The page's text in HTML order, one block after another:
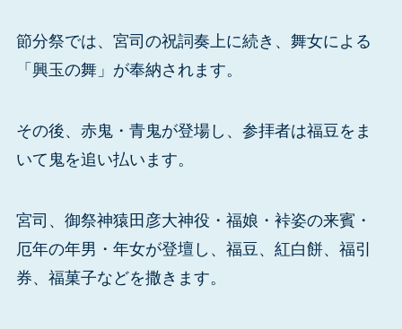
節分祭では、宮司の祝詞奏上に続き、舞女による
「興玉の舞」が奉納されます。
その後、赤鬼・青鬼が登場し、参拝者は福豆をま
いて鬼を追い払います。
宮司、御祭神猿田彦大神役・福娘・裃姿の来賓・
厄年の年男・年女が登壇し、福豆、紅白餅、福引
券、福菓子などを撒きます。